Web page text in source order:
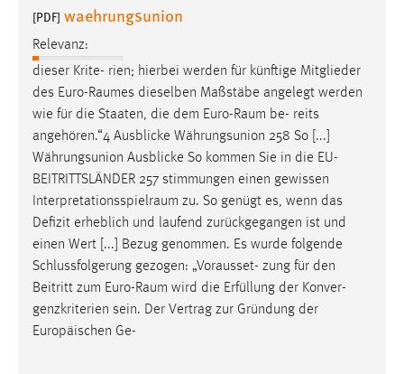
[PDF] waehrungsunion
Relevanz:
dieser Krite- rien; hierbei werden für künftige Mitglieder
des Euro-Raumes dieselben Maßstäbe angelegt werden
wie für die Staaten, die dem Euro-Raum be- reits
angehören.“4 Ausblicke Währungsunion 258 So [...]
Währungsunion Ausblicke So kommen Sie in die EU-
BEITRITTSLÄNDER 257 stimmungen einen gewissen
Interpretationsspielraum zu. So genügt es, wenn das
Defizit erheblich und laufend zurückgegangen ist und
einen Wert [...] Bezug genommen. Es wurde folgende
Schlussfolgerung gezogen: „Vorausset- zung für den
Beitritt zum Euro-Raum wird die Erfüllung der Konver-
genzkriterien sein. Der Vertrag zur Gründung der
Europäischen Ge-